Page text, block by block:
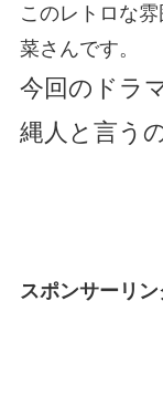
このレトロな
菜さんです。
今回のドラ
縄人と言う
スポンサーリン